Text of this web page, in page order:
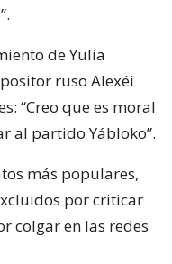
de Yulia
ruso Alexéi
“Creo que es moral
al partido Yábloko”.
más populares,
por criticar
colgar en las redes